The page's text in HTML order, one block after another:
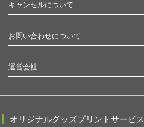
キャンセルについて
お問い合わせについて
運営会社
オリジナルグッズプリントサービス